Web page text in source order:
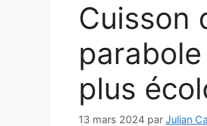
Cuisson
plus
13 mars 2024 par Julian